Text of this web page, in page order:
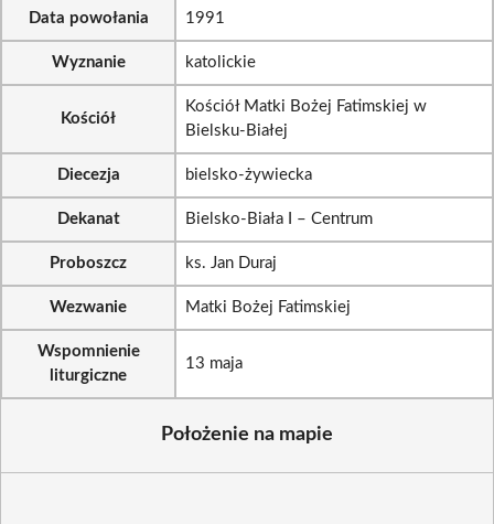
Data powołania 1991
Wyznanie katolickie
Kościół
Kościół Matki Bożej Fatimskiej w
Bielsku-Białej
Diecezja bielsko-żywiecka
Dekanat Bielsko-Biała I – Centrum
Proboszcz ks. Jan Duraj
Wezwanie Matki Bożej Fatimskiej
Wspomnienie
liturgiczne
13 maja
Położenie na mapie